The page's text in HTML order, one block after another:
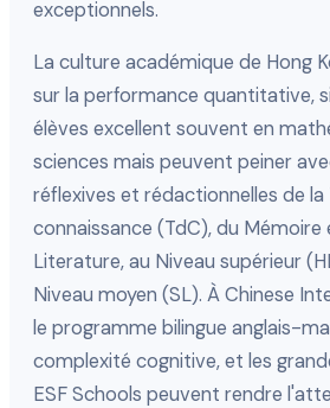
exceptionnels.
La culture académique de Hong
sur la performance quantitative,
élèves excellent souvent en
sciences mais peuvent peiner
réflexives et rédactionnelles de la
connaissance (TdC), du Mémoire
Literature, au Niveau supérieur
Niveau moyen (SL). À Chinese
le programme bilingue anglais-
complexité cognitive, et les
ESF Schools peuvent rendre